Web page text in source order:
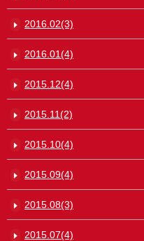
2016.02(3)
2016.01(4)
2015.12(4)
2015.11(2)
2015.10(4)
2015.09(4)
2015.08(3)
2015.07(4)